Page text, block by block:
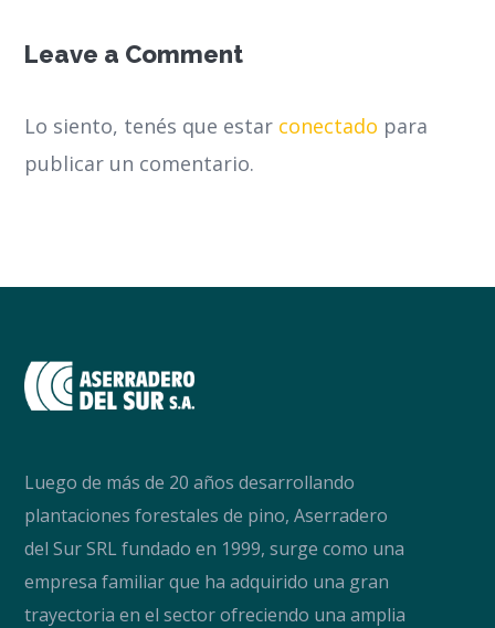
Leave a Comment
Lo siento, tenés que estar conectado para
publicar un comentario.
Luego de más de 20 años desarrollando
plantaciones forestales de pino, Aserradero
del Sur SRL fundado en 1999, surge como una
empresa familiar que ha adquirido una gran
trayectoria en el sector ofreciendo una amplia